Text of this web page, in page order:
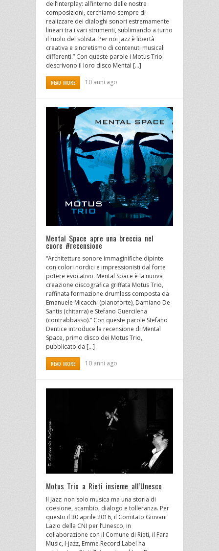
dell’interplay: all’interno delle nostre
composizioni, cerchiamo sempre di
realizzare dei dialoghi sonori estremamente
lineari tra i vari strumenti, sublimando a turno
il ruolo del solista. Per noi jazz è libertà
creativa e sincretismo di contenuti musicali
differenti.” Con queste parole i Motus Trio
descrivono il loro disco Mental […]
READ MORE 10 anni ago
Mental Space apre una breccia nel
cuore #recensione
“Architetture sonore immaginifiche dipinte
con colori nordici e impressionisti dal forte
potere evocativo. Mental Space è la nuova
creazione discografica griffata Motus Trio,
raffinata formazione drumless composta da
Emanuele Micacchi (pianoforte), Damiano De
Santis (chitarra) e Stefano Guercilena
(contrabbasso).” Con queste parole Stefano
Dentice introduce la recensione di Mental
Space, primo disco dei Motus Trio,
pubblicato da […]
READ MORE 10 anni ago
Motus Trio a Rieti insieme all’Unesco
Il Jazz: non solo musica ma una storia di
coesione, scambio, dialogo e tolleranza. Per
questo il 30 aprile 2016, il Comitato Giovani
Lazio della CNI per l’Unesco, in
collaborazione con il Comune di Rieti, il Fara
Music, I-jazz, Emme Record Label ha